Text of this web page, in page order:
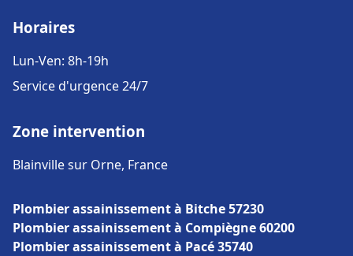
Horaires
Lun-Ven: 8h-19h
Service d'urgence 24/7
Zone intervention
Blainville sur Orne, France
Plombier assainissement à Bitche 57230
Plombier assainissement à Compiègne 60200
Plombier assainissement à Pacé 35740